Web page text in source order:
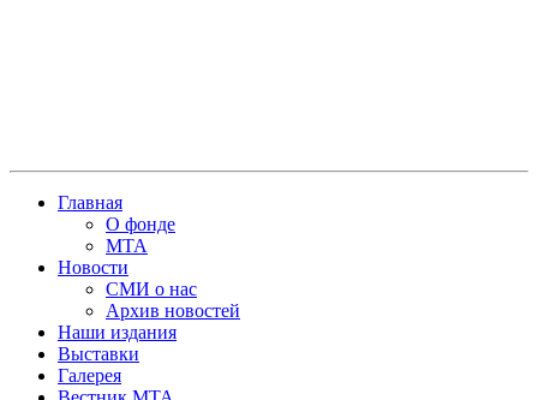
Главная
О фонде
МТА
Новости
СМИ о нас
Архив новостей
Наши издания
Выставки
Галерея